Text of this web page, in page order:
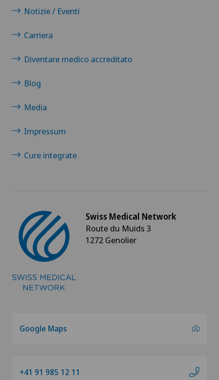
Chirurgia pediatrica
Chirurgia plastica, estetica e ricostruttiva
Chirurgia toracica
Chirurgia vascolare
Collegare la psicologia
Coloproctologia
Condizionamento fisico
Consulenza nutrizionale
Notizie / Eventi
Carriera
Diventare medico accreditato
Blog
Media
Impressum
Cure integrate
Swiss Medical Network
Route du Muids 3
1272 Genolier
Google Maps
+41 91 985 12 11